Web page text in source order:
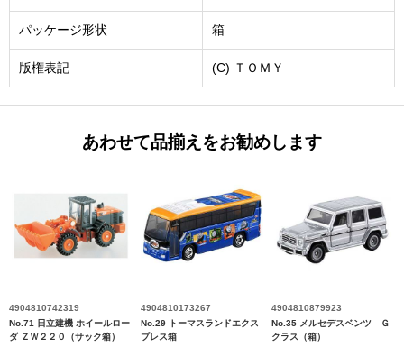
パッケージ形状 箱
版権表記 (C) ＴＯＭＹ
あわせて品揃えをお勧めします
4904810742319
No.71 日立建機 ホイールロー
ダ ＺＷ２２０（サック箱）
4904810173267
No.29 トーマスランドエクス
プレス箱
4904810879923
No.35 メルセデスベンツ Ｇ
クラス（箱）